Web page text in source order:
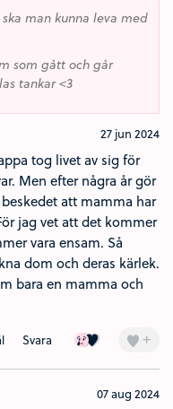
man kunna leva med
som gått och går
tankar <3
27 jun 2024
tog livet av sig för
Men efter några år gör
att mamma har
jag vet att det kommer
vara ensam. Så
dom och deras kärlek.
bara en mamma och
Svara Ledsen (2)
Kärlek (1)+
07 aug 2024